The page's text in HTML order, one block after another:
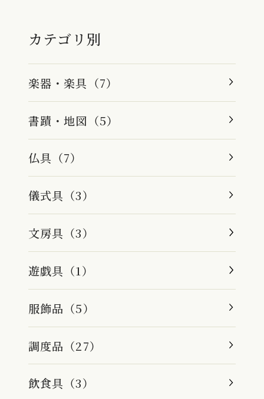
カテゴリ別
楽器・楽具（7）
書蹟・地図（5）
仏具（7）
儀式具（3）
文房具（3）
遊戯具（1）
服飾品（5）
調度品（27）
飲食具（3）